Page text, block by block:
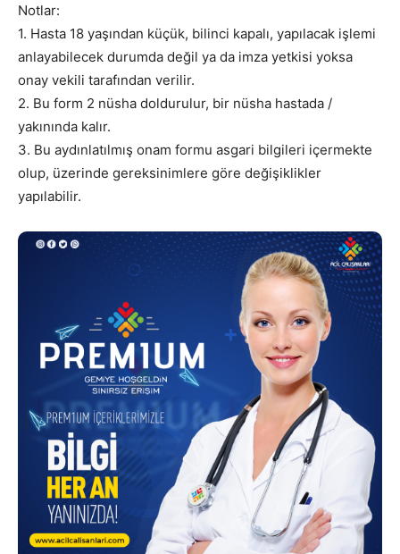
Notlar:
1. Hasta 18 yaşından küçük, bilinci kapalı, yapılacak işlemi
anlayabilecek durumda değil ya da imza yetkisi yoksa
onay vekili tarafından verilir.
2. Bu form 2 nüsha doldurulur, bir nüsha hastada /
yakınında kalır.
3. Bu aydınlatılmış onam formu asgari bilgileri içermekte
olup, üzerinde gereksinimlere göre değişiklikler
yapılabilir.